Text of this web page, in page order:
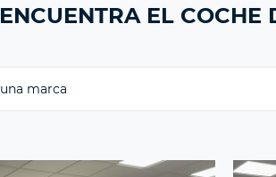
ENCUENTRA EL COCHE